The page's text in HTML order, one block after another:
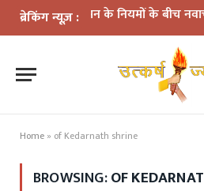
ब्रेकिंग न्यूज़ :
प्रशासन के नियमों के बीच नवाचार:
Home » of Kedarnath shrine
BROWSING:OF